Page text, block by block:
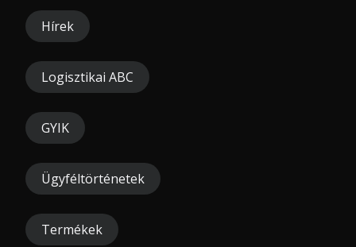
Hírek
Logisztikai ABC
GYIK
Ügyféltörténetek
Termékek